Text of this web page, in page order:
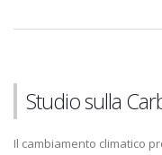
Studio sulla
Il cambiamento climatico